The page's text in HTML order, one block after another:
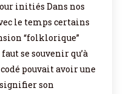
initiés Dans nos
le temps certains
“folklorique”
se souvenir qu’à
pouvait avoir une
son